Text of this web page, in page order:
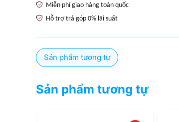
Miễn phí giao hàng toàn quốc
Hỗ trợ trả góp 0% lãi suất
Sản phẩm tương tự
Sản phẩm tương tự